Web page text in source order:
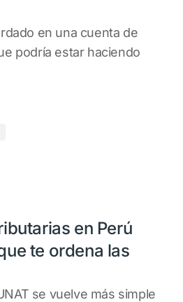
en una cuenta de
podría estar haciendo
en Perú
te ordena las
se vuelve más simple